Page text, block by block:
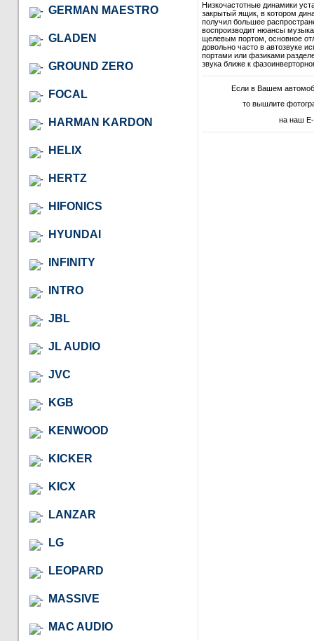
GERMAN MAESTRO
GLADEN
GROUND ZERO
FOCAL
HARMAN KARDON
HELIX
HERTZ
HIFONICS
HYUNDAI
INFINITY
INTRO
JBL
JL AUDIO
JVC
KGB
KENWOOD
KICKER
KICX
LANZAR
LG
LEOPARD
MASSIVE
MAC AUDIO
Низкочастотные динамики
закрытый ящик, в котором
получил большее
воспроизводит нюансы
щелевым портом, основное
довольно часто в автозвуке
портами или фазиками
звука ближе к
Если в Вашем
то вышлите
на наш